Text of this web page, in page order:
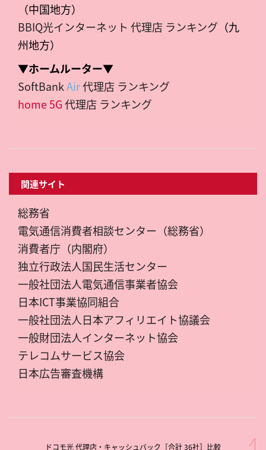
（中国地方）
BBIQ光インターネット 代理店 ランキング （九
州地方）
▼ホームルーター▼
SoftBankAir代理店 ランキング
home 5G代理店 ランキング
関連サイト
総務省
電気通信消費者相談センター（総務省）
消費者庁（内閣府）
独立行政法人国民生活センター
一般社団法人電気通信事業者協会
日本ICT事業協同組合
一般社団法人日本アフィリエイト協議会
一般財団法人インターネット協会
テレコムサービス協会
日本広告審査機構
ドコモ光 代理店・キャッシュバック［合計 36社］比較